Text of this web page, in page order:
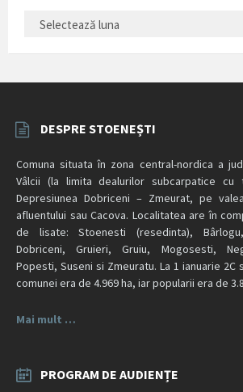
ARTICOLE
DESPRE STOENEȘTI
Comuna situata în zona central-nordica a
Vâlcii (la limita dealurilor subcarpatice cu
Depresiunea Dobriceni – Zmeurat, pe
afluentului sau Cacova. Localitatea are în
de lisate: Stoenesti (resedinta),
Dobriceni, Gruieri, Gruiu, Mogosesti,
Popesti, Suseni si Zmeuratu. La 1 ianuarie
comunei era de 4.969 ha, iar popularii era de
Mai mult …
PROGRAM DE AUDIENȚE